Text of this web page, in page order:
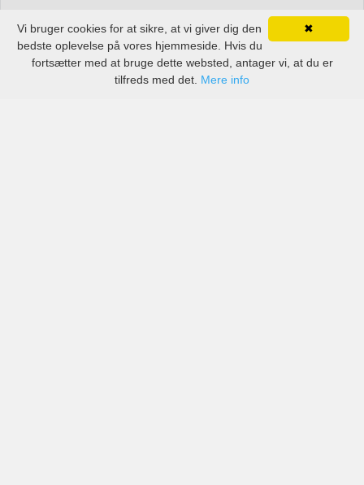
✖
Vi bruger cookies for at sikre, at vi giver dig den
bedste oplevelse på vores hjemmeside. Hvis du
fortsætter med at bruge dette websted, antager vi, at du er
tilfreds med det. Mere info